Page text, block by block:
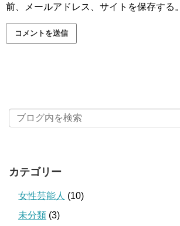
前、メールアドレス、サイトを保存する。
カテゴリー
女性芸能人 (10)
未分類 (3)